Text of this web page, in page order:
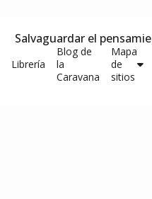
Salvaguardar el
Librería
Blog de
la
Caravana
Mapa
de
sitios